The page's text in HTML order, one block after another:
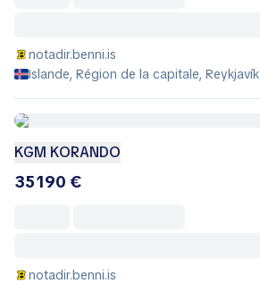
notadir.benni.is
Islande, Région de la capitale, Reykjavík
KGM KORANDO
35 190 €
notadir.benni.is